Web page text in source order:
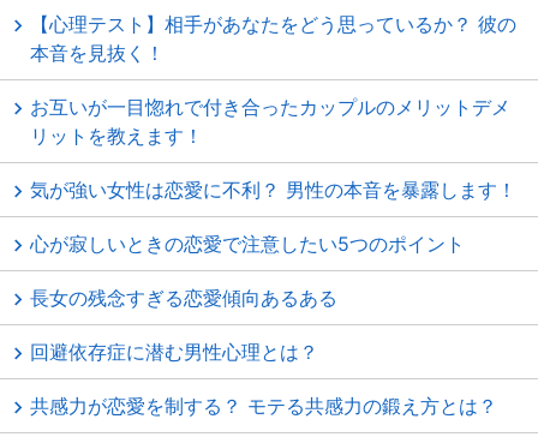
【心理テスト】相手があなたをどう思っているか？ 彼の
本音を見抜く！
お互いが一目惚れで付き合ったカップルのメリットデメ
リットを教えます！
気が強い女性は恋愛に不利？ 男性の本音を暴露します！
心が寂しいときの恋愛で注意したい5つのポイント
長女の残念すぎる恋愛傾向あるある
回避依存症に潜む男性心理とは？
共感力が恋愛を制する？ モテる共感力の鍛え方とは？